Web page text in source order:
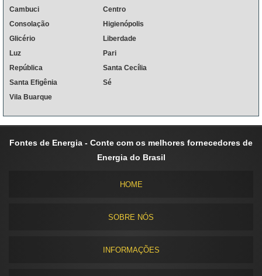
Cambuci
Centro
Consolação
Higienópolis
Glicério
Liberdade
Luz
Pari
República
Santa Cecília
Santa Efigênia
Sé
Vila Buarque
Fontes de Energia - Conte com os melhores fornecedores de
Energia do Brasil
HOME
SOBRE NÓS
INFORMAÇÕES